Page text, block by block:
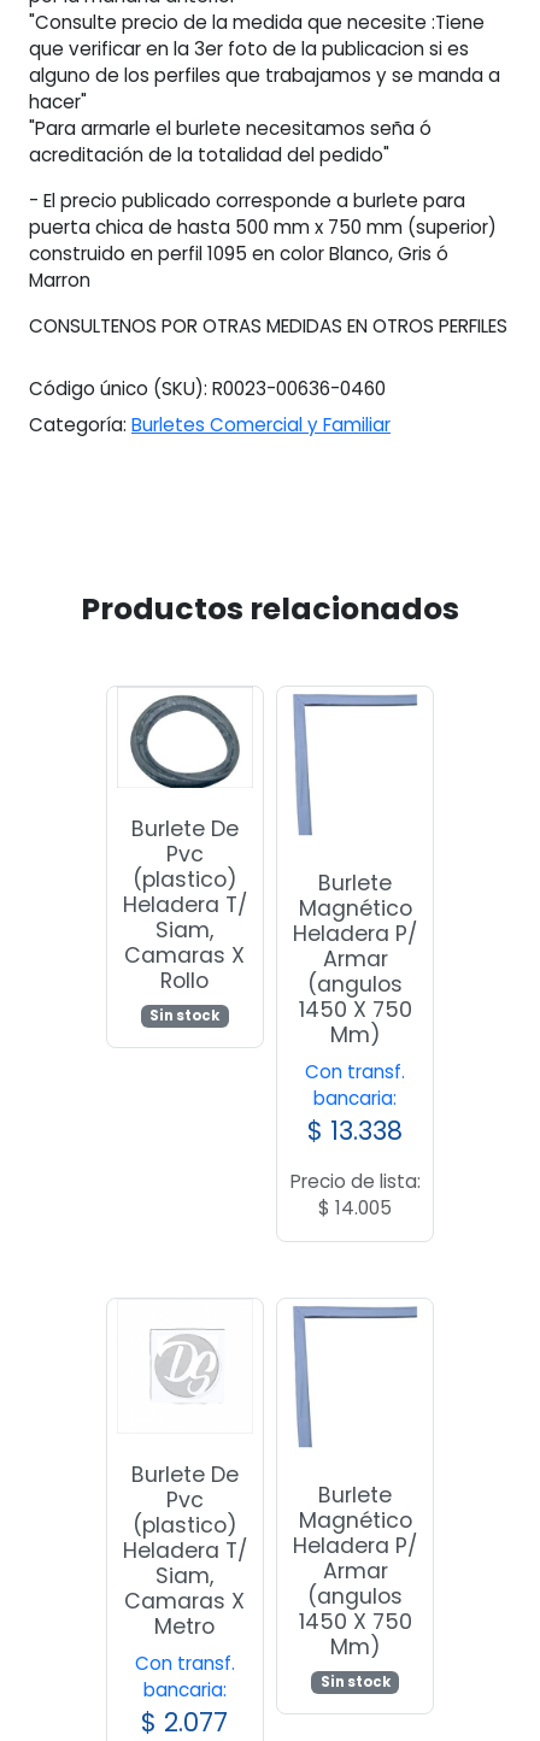
"Consulte precio de la medida que necesite :Tiene
que verificar en la 3er foto de la publicacion si es
alguno de los perfiles que trabajamos y se manda a
hacer"
"Para armarle el burlete necesitamos seña ó
acreditación de la totalidad del pedido"
- El precio publicado corresponde a burlete para
puerta chica de hasta 500 mm x 750 mm (superior)
construido en perfil 1095 en color Blanco, Gris ó
Marron
CONSULTENOS POR OTRAS MEDIDAS EN OTROS PERFILES
Código único (SKU): R0023-00636-0460
Categoría: Burletes Comercial y Familiar
Productos relacionados
Burlete De
Pvc
(plastico)
Heladera T/
Siam,
Camaras X
Rollo
Sin stock
Burlete
Magnético
Heladera P/
Armar
(angulos
1450 X 750
Mm)
Con transf.
bancaria:
$ 13.338
Precio de lista:
$ 14.005
Burlete De
Pvc
(plastico)
Heladera T/
Siam,
Camaras X
Metro
Con transf.
bancaria:
$ 2.077
Burlete
Magnético
Heladera P/
Armar
(angulos
1450 X 750
Mm)
Sin stock